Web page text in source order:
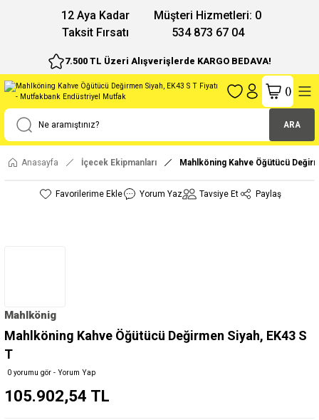
12 Aya Kadar
Taksit Fırsatı
Müşteri Hizmetleri: 0
534 873 67 04
7.500 TL Üzeri Alışverişlerde KARGO BEDAVA!
ARA
()
Anasayfa İçecek Ekipmanları Mahlköning Kahve Öğütücü
Yorum Yaz Tavsiye Et Paylaş
Mahlkönig
Mahlköning Kahve Öğütücü Değirmen Siyah, EK43 S
T
0 yorumu gör - Yorum Yap
105.902,54 TL